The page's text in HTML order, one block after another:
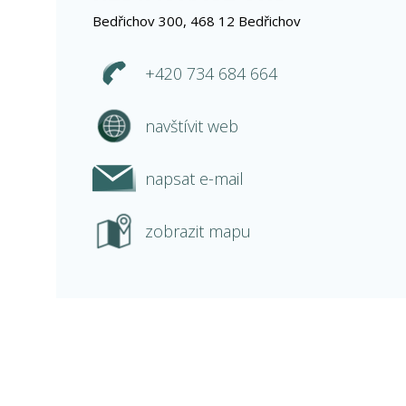
Bedřichov 300, 468 12 Bedřichov
+420 734 684 664
navštívit web
napsat e-mail
zobrazit mapu